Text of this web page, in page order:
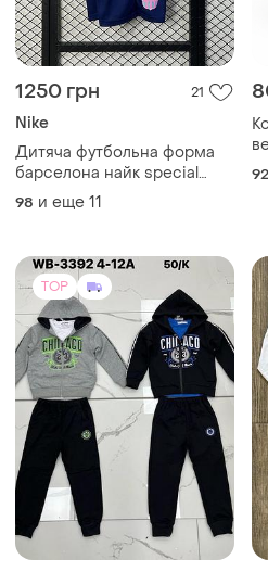
1250 грн 21
Nike
Дитяча футбольна форма
барселона найк special
edition рожевого кольору
для дітей barcelona nike
роналдіньйо
98 и еще 11
92
TOP